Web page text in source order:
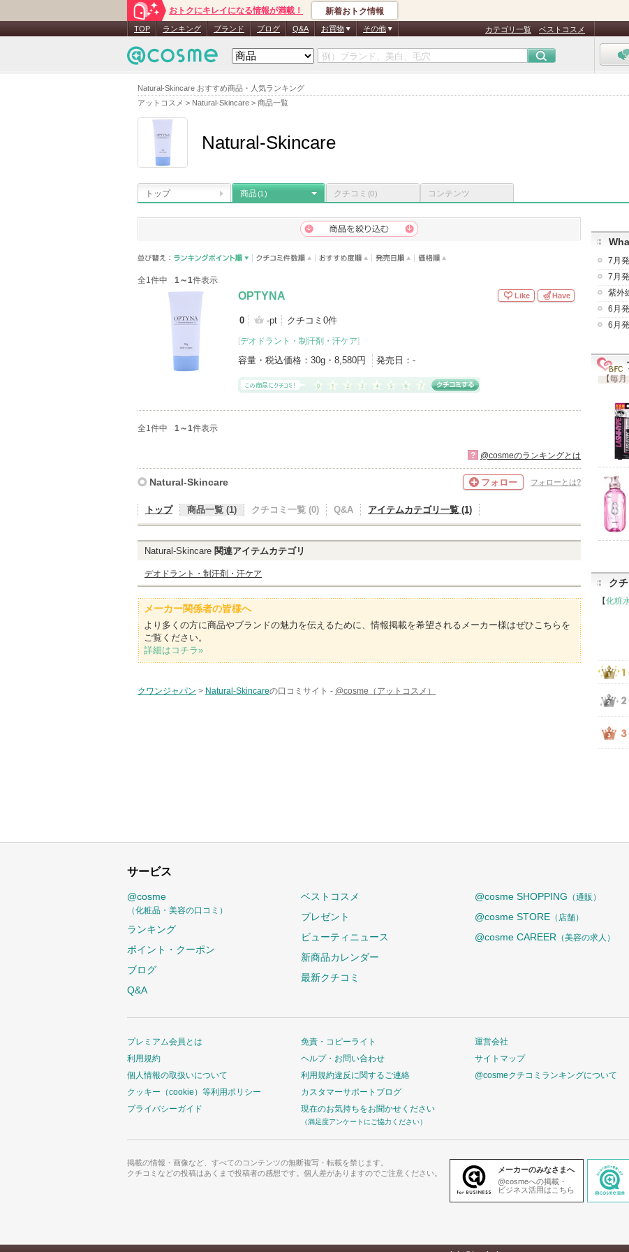
Natural-Skincare おすすめ商品・人気ランキング
アットコスメ > Natural-Skincare > 商品一覧
おトクにキレイになる情報が満載！ 新着おトク情報
TOP ランキング ブランド ブログ Q&A お買物 その他 カテゴリ一覧 ベストコスメ
Natural-Skincare
トップ 商品(1) クチコミ (0) コンテンツ
全1件中 1～1件表示
OPTYNA
0 -pt クチコミ0件
[デオドラント・制汗剤・汗ケア]
容量・税込価格： 30g・8,580円 発売日： -
Like Have
全1件中 1～1件表示
? @cosmeのランキングとは
Natural-Skincare フォロー フォローとは?
トップ 商品一覧 (1) クチコミ一覧 (0) Q&A アイテムカテゴリ一覧 (1)
Natural-Skincare 関連アイテムカテゴリ
デオドラント・制汗剤・汗ケア
メーカー関係者の皆様へ
より多くの方に商品やブランドの魅力を伝えるために、情報掲載を希望されるメーカー様はぜひこちらを
ご覧ください。
詳細はコチラ»
クワンジャパン > Natural-Skincareの口コミサイト - @cosme（アットコスメ）
7月
7月
紫外
6月
6月
【毎
ク
【化粧
サービス
@cosme
（化粧品・美容の口コミ）
ランキング
ポイント・クーポン
ブログ
Q&A
ベストコスメ
プレゼント
ビューティニュース
新商品カレンダー
最新クチコミ
@cosme SHOPPING （通販）
@cosme STORE （店舗）
@cosme CAREER （美容の求人）
プレミアム会員とは
利用規約
個人情報の取扱いについて
クッキー（cookie）等利用ポリシー
プライバシーガイド
免責・コピーライト
ヘルプ・お問い合わせ
利用規約違反に関するご連絡
カスタマーサポートブログ
現在のお気持ちをお聞かせください
（満足度アンケートにご協力ください）
運営会社
サイトマップ
@cosmeクチコミランキングについて
掲載の情報・画像など、すべてのコンテンツの無断複写・転載を禁じます。
クチコミなどの投稿はあくまで投稿者の感想です。個人差がありますのでご注意ください。
メーカーのみなさまへ
@cosmeへの掲載・
ビジネス活用はこちら